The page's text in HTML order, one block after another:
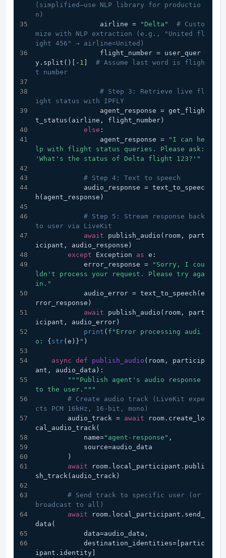
(simplified—use NLP library for productio
n)
                airline =
"Delta"
# Custo
mize with NLP extraction (e.g., "United fl
ight 456" → airline=United)
y.split()[- 1
# Assume last word is fligh
t number
# Step 3: Retrieve live fl
ight status with IPFLY
t_status(airline, flight_number)
else :
                agent_response =
"I can he
lp with flight status queries. Please ask:
'What's the status of Delta flight 123?'"
# Step 4: Text to speech
h(agent_response)
# Step 5: Stream response back
to user via LiveKit
await publish_audio(room, part
icipant, audio_response)
except Exception as e:
            error_response =
"Sorry, I cou
ldn't process your request. Please try aga
in."
rror_response)
await publish_audio(room, part
icipant, audio_error)
print ( f"Error processing audi
o: { str(e)} " )
async def publish_audio ( room, particip
ant, audio_data ):
"""Publish agent's audio response
to the user."""
# Create audio track (LiveKit expe
cts PCM 16kHz, 16-bit, mono)
        audio_track =
await room.create_lo
cal_audio_track(
            name=
"agent-response" ,
            source=audio_data
        )
await room.local_participant.publi
sh_track(audio_track)
# Send track to specific user (or
broadcast to all)
await room.local_participant.send_
data(
            data=audio_data,
ipant.identity]